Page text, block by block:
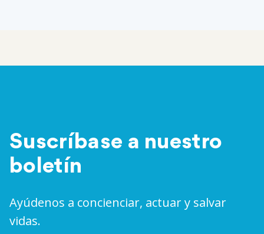
Suscríbase a nuestro
boletín
Ayúdenos a concienciar, actuar y salvar
vidas.